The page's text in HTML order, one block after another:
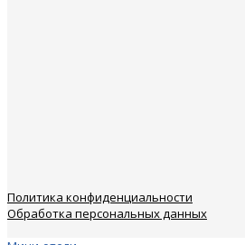
Политика конфиденциальности
Обработка персональных данных